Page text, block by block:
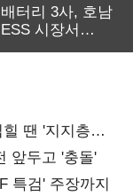
배터리 3사, 호남
ESS 시장서
땐 '지지층
앞두고 '충돌'
특검' 주장까지